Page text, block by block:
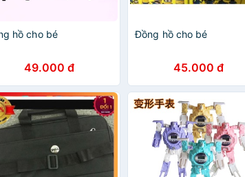
hồ cho bé
49.000 đ
Đồng hồ cho bé
45.000 đ